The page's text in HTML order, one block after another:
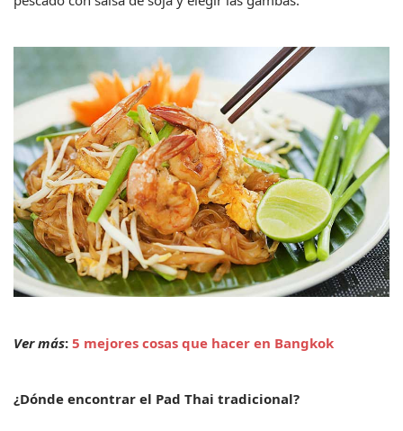
Ver más: 5 mejores cosas que hacer en Bangkok
¿Dónde encontrar el Pad Thai tradicional?